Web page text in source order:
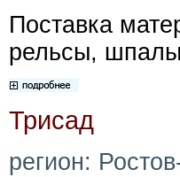
Поставка
рельсы,
Трисад
регион: